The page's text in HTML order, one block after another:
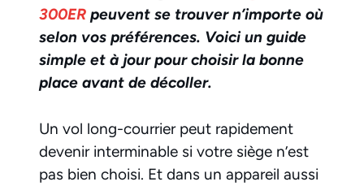
300ER peuvent se trouver n’importe où
selon vos préférences. Voici un guide
simple et à jour pour choisir la bonne
place avant de décoller.
Un vol long-courrier peut rapidement
devenir interminable si votre siège n’est
pas bien choisi. Et dans un appareil aussi